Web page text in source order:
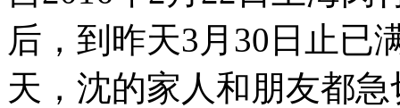
后，到昨天3月30日止已
天，沈的家人和朋友都